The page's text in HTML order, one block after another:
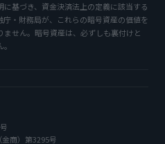
基づき、資金決済法上の定義に該当する
・財務局が、これらの暗号資産の価値を
せん。暗号資産は、必ずしも裏付けと
商）第3295号